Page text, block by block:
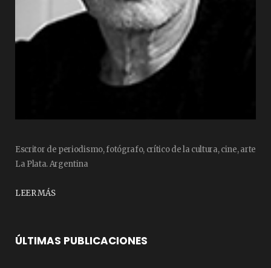
Escritor de periodismo, fotógrafo, crítico de la cultura, cine, arte
La Plata. Argentina
LEER MÁS
ÚLTIMAS PUBLICACIONES